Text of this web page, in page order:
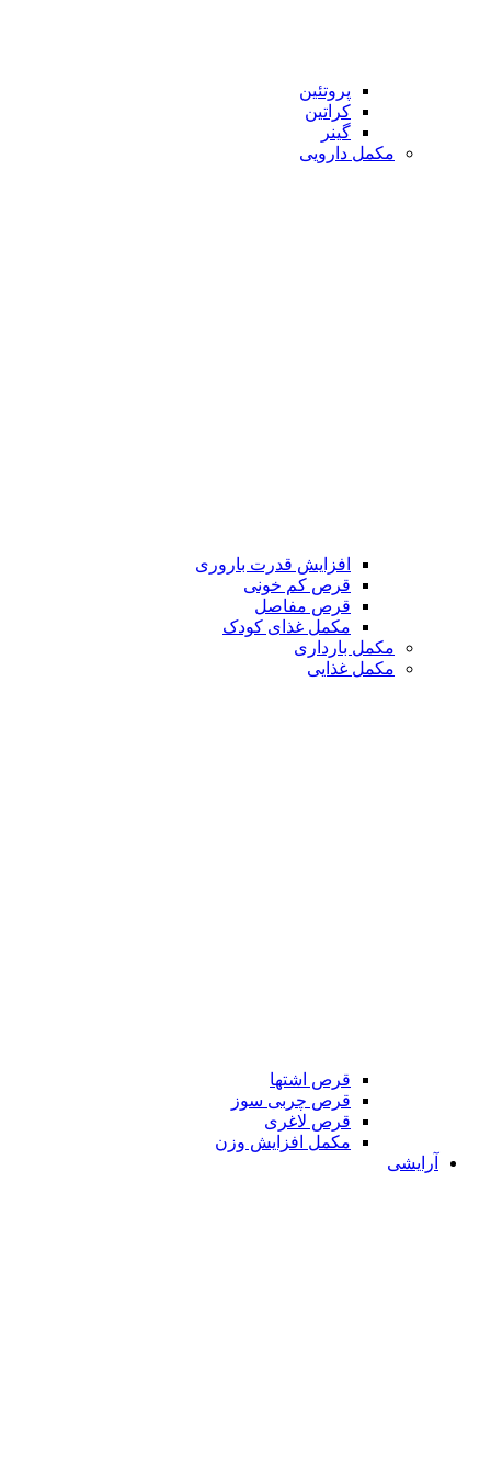
پروتئین
کراتین
گینر
مکمل دارویی
افزایش قدرت باروری
قرص کم خونی
قرص مفاصل
مکمل غذای کودک
مکمل بارداری
مکمل غذایی
قرص اشتها
قرص چربی سوز
قرص لاغری
مکمل افزایش وزن
آرایشی